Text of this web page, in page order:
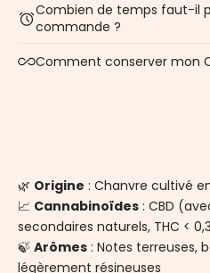
Combien de temps faut-il
commande ?
Comment conserver mon
🌿 Origine : Chanvre cultivé
📈 Cannabinoïdes : CBD
secondaires naturels, THC <
🍃 Arômes : Notes terreuses,
légèrement résineuses